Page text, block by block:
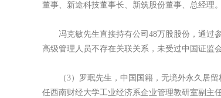
董事、新途科技董事长、新筑股份董事、总经理。
冯克敏先生直接持有公司48万股股份，通过参
高级管理人员不存在关联关系，未受过中国证监
（3）罗珉先生，中国国籍，无境外永久居留
任西南财经大学工业经济系企业管理教研室副主